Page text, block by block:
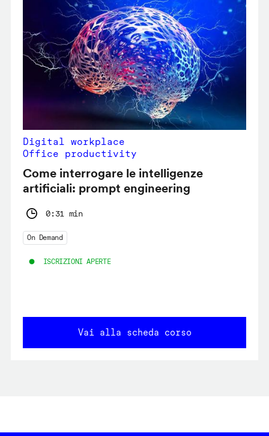
Digital workplace
Office productivity
Come interrogare le intelligenze
artificiali: prompt engineering
0:31 min
On Demand
ISCRIZIONI APERTE
Vai alla scheda corso